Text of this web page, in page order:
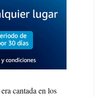
cantada en los